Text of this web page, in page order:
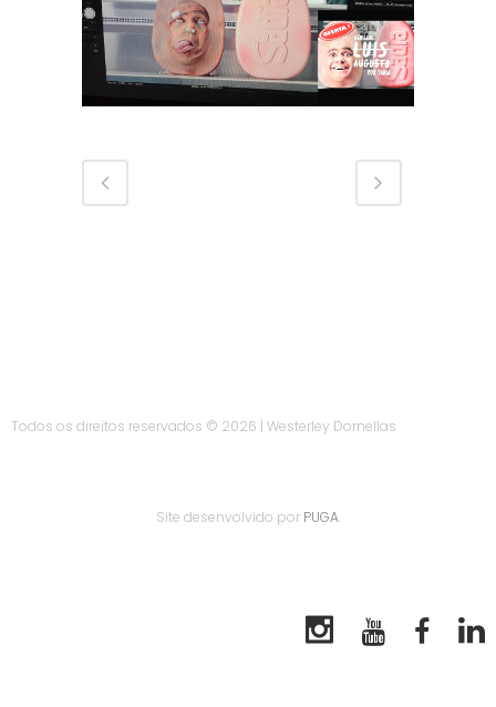
Todos os direitos reservados © 2026 | Westerley Dornellas
Site desenvolvido por PUGA.